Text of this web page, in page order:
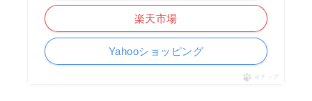
楽天市場
Yahooショッピング
ポチップ